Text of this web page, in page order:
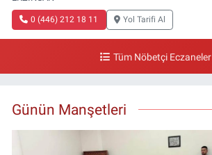
0 (446) 212 18 11 Yol Tarifi Al
Tüm Nöbetçi Eczaneler
Günün Manşetleri